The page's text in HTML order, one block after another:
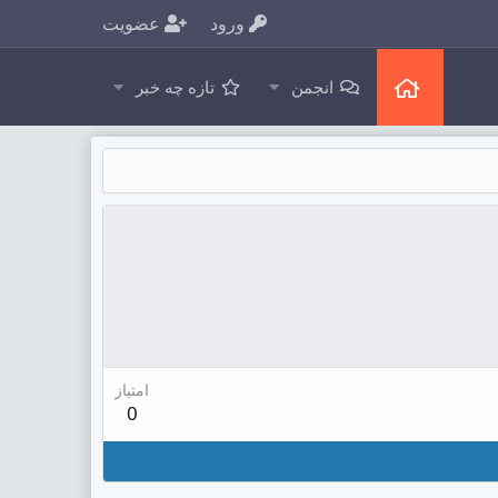
ورود عضویت
انجمن تازه چه خبر
امتیاز
0